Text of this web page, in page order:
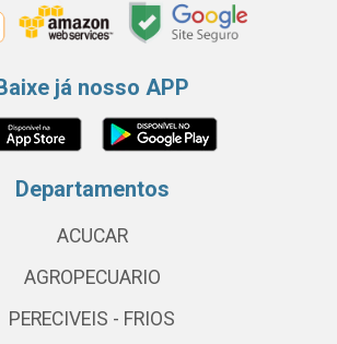
já nosso APP
Departamentos
ACUCAR
AGROPECUARIO
PERECIVEIS - FRIOS